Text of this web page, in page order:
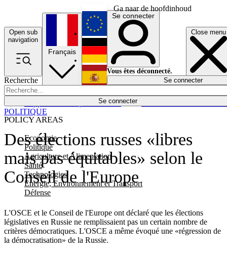
Ga naar de hoofdinhoud
Open sub
navigation
Close menu
Recherche
Se connecter
POLICY AREAS
Economie
Politique
Agriculture et Alimentation
Santé
Technologies
Energie, Environnement et Transport
Défense
Économie
Français
English
Deutsch
Español
Se connecter
Vous êtes déconnecté.
Se connecter
Des élections russes «libres
mais pas équitables» selon le
Conseil de l'Europe
L'OSCE et le Conseil de l'Europe ont déclaré que les élections
législatives en Russie ne remplissaient pas un certain nombre de
critères démocratiques. L'OSCE a même évoqué une «régression de
la démocratisation» de la Russie.
POLITIQUE